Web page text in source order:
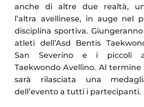
anche di altre due realtà,
l’altra avellinese, in auge nel
disciplina sportiva.
atleti dell’Asd Bentis
San Severino e i piccoli
Taekwondo Avellino. Al
sarà rilasciata una
dell’evento a tutti i partecipanti.